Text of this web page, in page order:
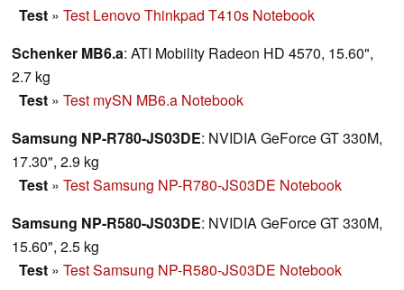
Test » Test Lenovo Thinkpad T410s Notebook
Schenker MB6.a: ATI Mobility Radeon HD 4570, 15.60",
2.7 kg
Test » Test mySN MB6.a Notebook
Samsung NP-R780-JS03DE: NVIDIA GeForce GT 330M,
17.30", 2.9 kg
Test » Test Samsung NP-R780-JS03DE Notebook
Samsung NP-R580-JS03DE: NVIDIA GeForce GT 330M,
15.60", 2.5 kg
Test » Test Samsung NP-R580-JS03DE Notebook